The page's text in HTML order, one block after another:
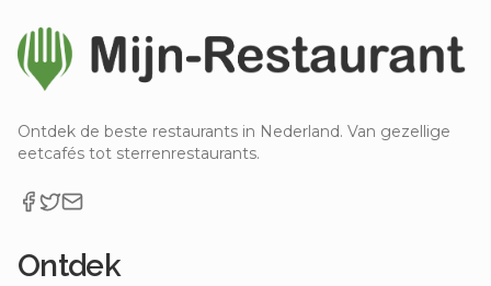
Ontdek de beste restaurants in Nederland. Van gezellige
eetcafés tot sterrenrestaurants.
Ontdek